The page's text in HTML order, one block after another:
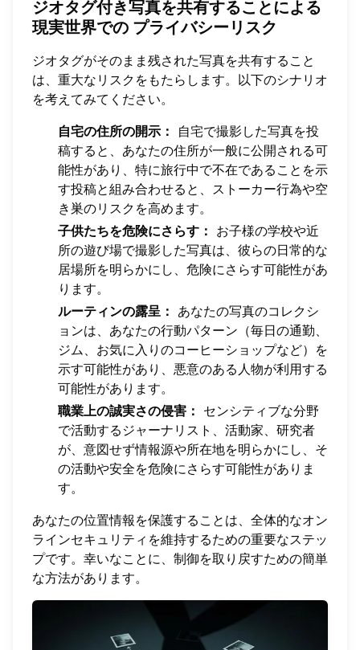
ジオタグ付き写真を共有することによる
現実世界での プライバシーリスク
ジオタグがそのまま残された写真を共有すること
は、重大なリスクをもたらします。以下のシナリオ
を考えてみてください。
自宅の住所の開示：
自宅で撮影した写真を投
稿すると、あなたの住所が一般に公開される可
能性があり、特に旅行中で不在であることを示
す投稿と組み合わせると、ストーカー行為や空
き巣のリスクを高めます。
子供たちを危険にさらす： お子様の学校や近
所の遊び場で撮影した写真は、彼らの日常的な
居場所を明らかにし、危険にさらす可能性があ
ります。
ルーティンの露呈： あなたの写真のコレクシ
ョンは、あなたの行動パターン（毎日の通勤、
ジム、お気に入りのコーヒーショップなど）を
示す可能性があり、悪意のある人物が利用する
可能性があります。
職業上の誠実さの侵害： センシティブな分野
で活動するジャーナリスト、活動家、研究者
が、意図せず情報源や所在地を明らかにし、そ
の活動や安全を危険にさらす可能性がありま
す。
あなたの位置情報を保護することは、全体的なオン
ラインセキュリティを維持するための重要なステッ
プです。幸いなことに、制御を取り戻すための簡単
な方法があります。